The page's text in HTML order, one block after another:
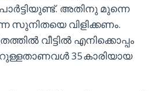
അതിനു മുന്നെ
സുനിതയെ വിളിക്കണം.
വീട്ടിൽ എനിക്കൊപ്പം
35കാരിയായ